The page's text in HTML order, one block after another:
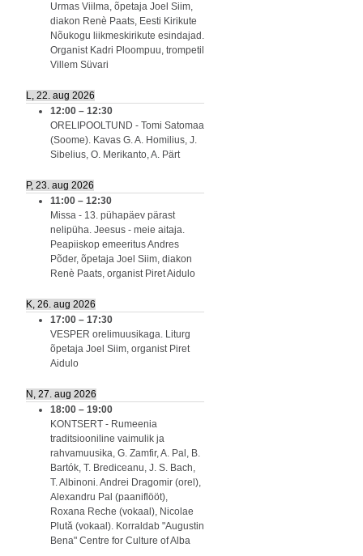
Urmas Viilma, õpetaja Joel Siim,
diakon Renè Paats, Eesti Kirikute
Nõukogu liikmeskirikute esindajad.
Organist Kadri Ploompuu, trompetil
Villem Süvari
L, 22. aug 2026
12:00 – 12:30
ORELIPOOLTUND - Tomi Satomaa
(Soome). Kavas G. A. Homilius, J.
Sibelius, O. Merikanto, A. Pärt
P, 23. aug 2026
11:00 – 12:30
Missa - 13. pühapäev pärast
nelipüha. Jeesus - meie aitaja.
Peapiiskop emeeritus Andres
Põder, õpetaja Joel Siim, diakon
Renè Paats, organist Piret Aidulo
K, 26. aug 2026
17:00 – 17:30
VESPER orelimuusikaga. Liturg
õpetaja Joel Siim, organist Piret
Aidulo
N, 27. aug 2026
18:00 – 19:00
KONTSERT - Rumeenia
traditsiooniline vaimulik ja
rahvamuusika, G. Zamfir, A. Pal, B.
Bartók, T. Brediceanu, J. S. Bach,
T. Albinoni. Andrei Dragomir (orel),
Alexandru Pal (paaniflööt),
Roxana Reche (vokaal), Nicolae
Plută (vokaal). Korraldab "Augustin
Bena" Centre for Culture of Alba